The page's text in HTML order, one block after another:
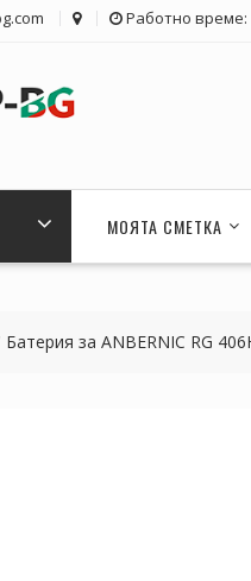
Работно време:
МОЯТА СМЕТКА
Батерия за ANBERNIC RG